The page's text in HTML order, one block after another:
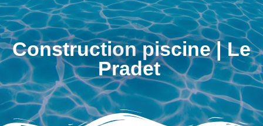
Construction piscine | Le
Pradet